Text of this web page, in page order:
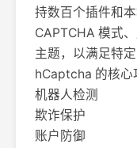
持数百个插件和
CAPTCHA 模式
主题，以满足特定
hCaptcha 的核心
机器人检测
欺诈保护
账户防御